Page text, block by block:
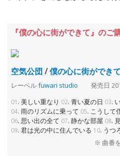
『僕の心に街ができて』のご
空気公団 /僕の心に街ができ
レーベルfuwari studio 発売日
01 . 美しい重なり 02. 青い夏の日 03.
04. 雨のリズムに乗って 05. こうして
06. 思い出の全て 07. 静かな部屋 08.
09. 君は光の中に住んでいる 10. うつ
※ 曲番